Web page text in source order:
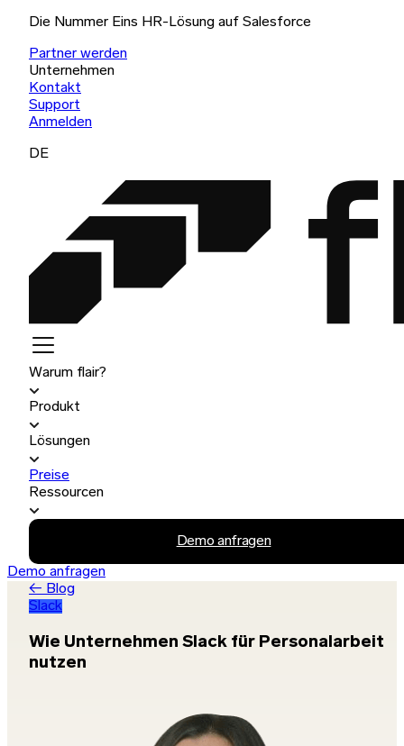
Die Nummer Eins HR-Lösung auf Salesforce
Partner werden
Unternehmen
Kontakt
Support
Anmelden
DE
Warum flair?
Produkt
Lösungen
Preise
Ressourcen
Demo anfragen
Demo anfragen
← Blog
Slack
Wie Unternehmen Slack für Personalarbeit
nutzen